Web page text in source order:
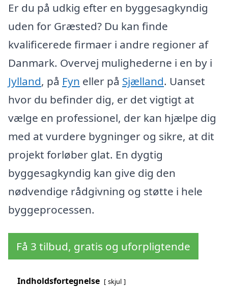
Er du på udkig efter en byggesagkyndig
uden for Græsted? Du kan finde
kvalificerede firmaer i andre regioner af
Danmark. Overvej mulighederne i en by i
Jylland, på Fyn eller på Sjælland. Uanset
hvor du befinder dig, er det vigtigt at
vælge en professionel, der kan hjælpe dig
med at vurdere bygninger og sikre, at dit
projekt forløber glat. En dygtig
byggesagkyndig kan give dig den
nødvendige rådgivning og støtte i hele
byggeprocessen.
Få 3 tilbud, gratis og uforpligtende
Indholdsfortegnelse skjul